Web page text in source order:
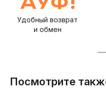
Удобный возврат
и обмен
Посмотрите